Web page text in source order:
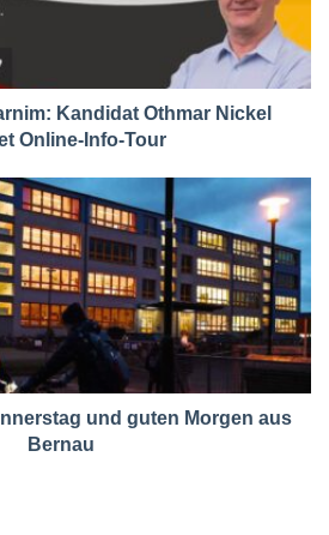
Kandidat Othmar Nickel
Online-Info-Tour
und guten Morgen aus
Bernau